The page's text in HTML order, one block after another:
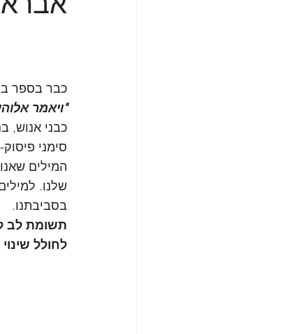
כבר בספר
"ויאמר
כבני אנוש,
סימני
המילים
שלנו.
בסביבתנו.
תשומת לב
לחולל שינוי